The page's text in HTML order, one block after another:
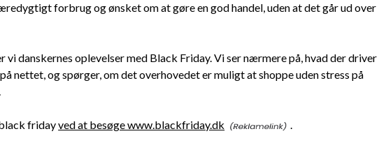
forbrug og ønsket om at gøre en god handel, uden at det går ud over
vi danskernes oplevelser med Black Friday. Vi ser nærmere på, hvad der driver
nettet, og spørger, om det overhovedet er muligt at shoppe uden stress på
fridayved at besøge www.blackfriday.dk .